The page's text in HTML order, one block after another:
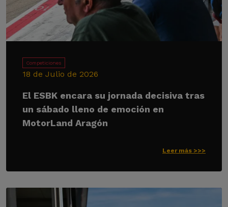
Competiciones
18 de Julio de 2026
El ESBK encara su jornada decisiva tras
un sábado lleno de emoción en
MotorLand Aragón
Leer más >>>